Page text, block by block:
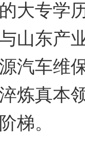
大专学
山东产
汽车维
炼真本
梯。